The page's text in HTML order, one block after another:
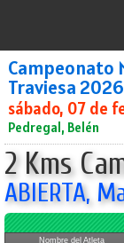
Campeonato
Traviesa 2026
sábado, 07 de
Pedregal, Belén
2 Kms
ABIERTA,
Nombre del Atleta